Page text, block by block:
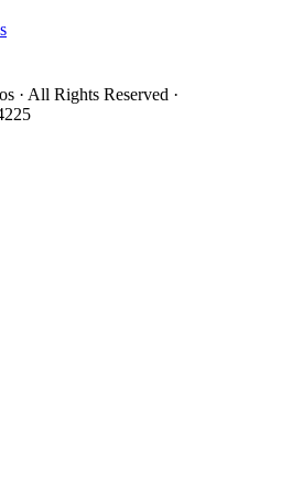
· All Rights Reserved ·